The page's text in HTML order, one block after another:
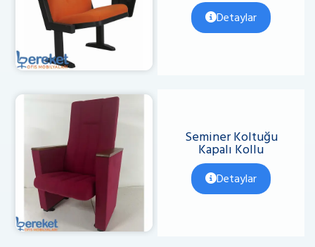
Detaylar
Seminer Koltuğu
Kapalı Kollu
Detaylar